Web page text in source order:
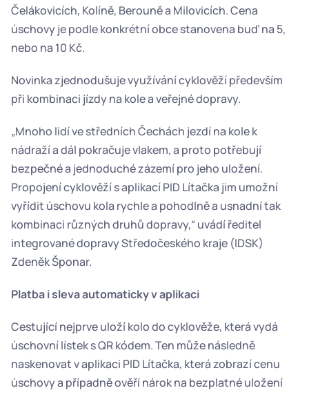
Čelákovicích, Kolíně, Berouně a Milovicích. Cena
úschovy je podle konkrétní obce stanovena buď na 5,
nebo na 10 Kč.
Novinka zjednodušuje využívání cyklověží především
při kombinaci jízdy na kole a veřejné dopravy.
„Mnoho lidí ve středních Čechách jezdí na kole k
nádraží a dál pokračuje vlakem, a proto potřebují
bezpečné a jednoduché zázemí pro jeho uložení.
Propojení cyklověží s aplikací PID Lítačka jim umožní
vyřídit úschovu kola rychle a pohodlně a usnadní tak
kombinaci různých druhů dopravy,“ uvádí ředitel
integrované dopravy Středočeského kraje (IDSK)
Zdeněk Šponar.
Platba i sleva automaticky v aplikaci
Cestující nejprve uloží kolo do cyklověže, která vydá
úschovní lístek s QR kódem. Ten může následně
naskenovat v aplikaci PID Lítačka, která zobrazí cenu
úschovy a případně ověří nárok na bezplatné uložení